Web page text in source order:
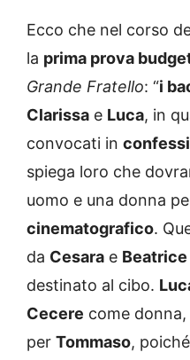
Ecco che nel corso
la prima prova
Grande Fratello: “i
Clarissa e Luca, in
convocati in
spiega loro che
uomo e una donna
cinematografico.
da Cesara e Beatrice
destinato al cibo.
Cecere come
per Tommaso,